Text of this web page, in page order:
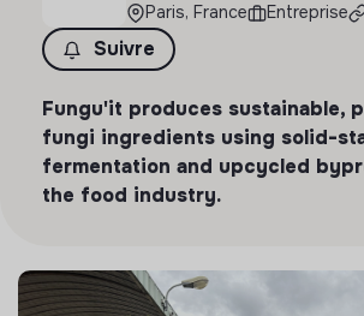
Paris, France Entreprise
Suivre
Fungu'it produces sustainable,
fungi ingredients using solid-
fermentation and upcycled
the food industry.